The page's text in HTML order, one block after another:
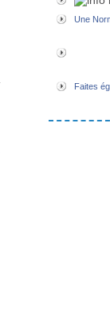
Une
Faites